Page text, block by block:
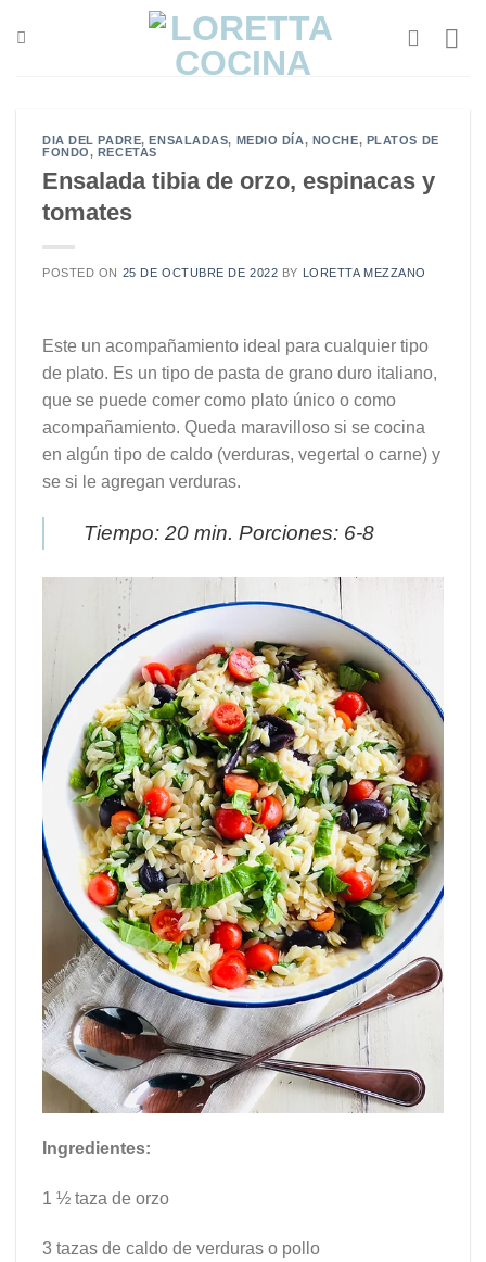
DIA DEL PADRE,ENSALADAS, MEDIO DÍA, NOCHE, PLATOS DE
FONDO, RECETAS
Ensalada tibia de orzo, espinacas y
tomates
POSTED ON 25 DE OCTUBRE DE 2022 BY LORETTA MEZZANO
Este un acompañamiento ideal para cualquier tipo
de plato. Es un tipo de pasta de grano duro italiano,
que se puede comer como plato único o como
acompañamiento. Queda maravilloso si se cocina
en algún tipo de caldo (verduras, vegertal o carne) y
se si le agregan verduras.
Tiempo: 20 min. Porciones: 6-8
Ingredientes:
1 ½ taza de orzo
3 tazas de caldo de verduras o pollo